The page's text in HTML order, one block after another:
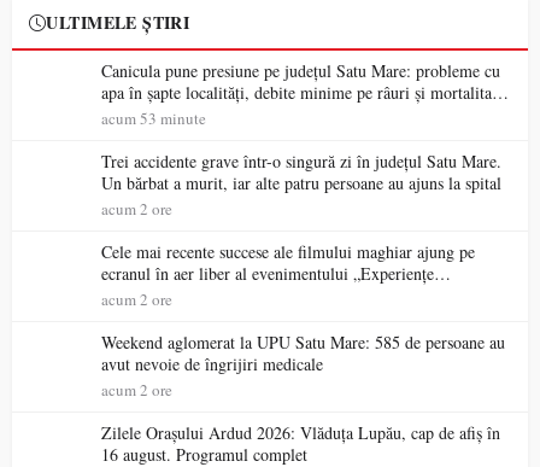
ULTIMELE ȘTIRI
Canicula pune presiune pe județul Satu Mare: probleme cu
apa în șapte localități, debite minime pe râuri și mortalitate
piscicolă la Lacul Călinești
acum 53 minute
Trei accidente grave într-o singură zi în județul Satu Mare.
Un bărbat a murit, iar alte patru persoane au ajuns la spital
acum 2 ore
Cele mai recente succese ale filmului maghiar ajung pe
ecranul în aer liber al evenimentului „Experiențe
cinematografice Partium”
acum 2 ore
Weekend aglomerat la UPU Satu Mare: 585 de persoane au
avut nevoie de îngrijiri medicale
acum 2 ore
Zilele Orașului Ardud 2026: Vlăduța Lupău, cap de afiș în
16 august. Programul complet